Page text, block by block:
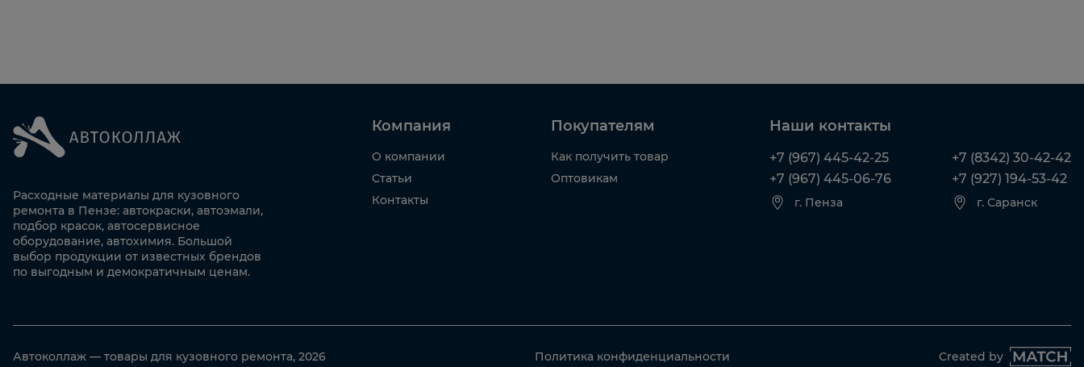
Расходные материалы для кузовного
ремонта в Пензе: автокраски, автоэмали,
подбор красок, автосервисное
оборудование, автохимия. Большой
выбор продукции от известных брендов
по выгодным и демократичным ценам.
Компания
О компании
Статьи
Контакты
Покупателям
Как получить товар
Оптовикам
Наши контакты
+7 (967) 445-42-25
+7 (967) 445-06-76
г. Пенза
+7 (8342) 30-42-42
+7 (927) 194-53-42
г. Саранск
Автоколлаж — товары для кузовного ремонта, 2026 Политика конфиденциальности Created by